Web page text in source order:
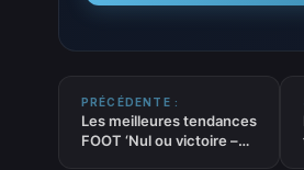
PRÉCÉDENTE :
Les meilleures tendances
FOOT ‘Nul ou victoire –